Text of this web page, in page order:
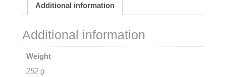
Additional information
Additional information
Weight
252 g